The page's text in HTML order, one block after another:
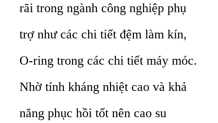
rãi trong ngành công nghiệp phụ
trợ như các chi tiết đệm làm kín,
O-ring trong các chi tiết máy móc.
Nhờ tính kháng nhiệt cao và khả
năng phục hồi tốt nên cao su